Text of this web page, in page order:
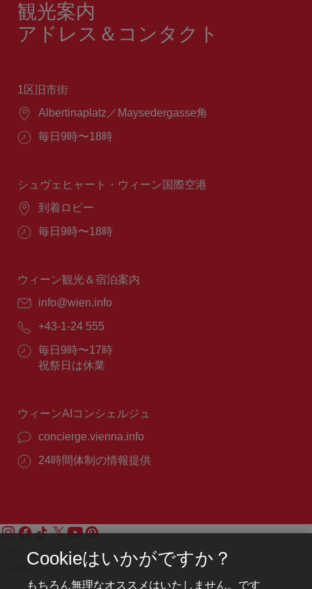
観光案内
アドレス＆コンタクト
1区旧市街
場
Albertinaplatz／Maysedergasse角
営
間：
毎日9時〜18時
シュヴェヒャート・ウィーン国際空港
場
到着ロビー
営
間：
毎日9時〜18時
ウィーン観光＆宿泊案内
E
ー
ル：
info@wien.info
電
番
号：
+43-1-24 555
営
業
毎日9時〜17時
祝祭日は休業
ウィーンAIコンシェルジュ
concierge.vienna.info
24時間体制の情報提供
お問い合わせ
Credits
プライバシーポリシー
Cookieはいかがですか？
もちろん無理なオススメはいたしません。です